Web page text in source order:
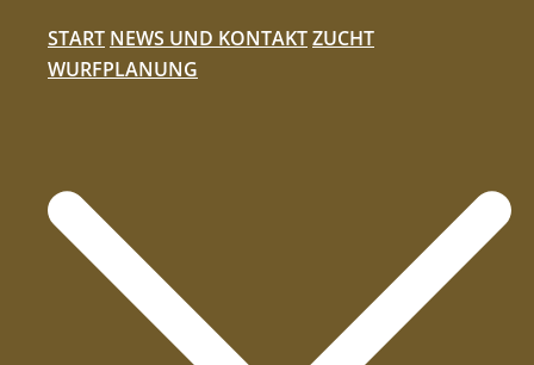
START NEWS UND KONTAKTZUCHT
WURFPLANUNG